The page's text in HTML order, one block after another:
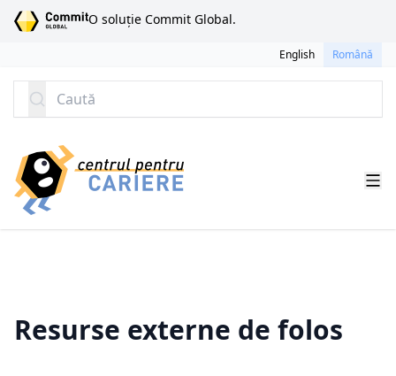
SARI LA CONȚINUT
O soluție Commit Global.
English Română
Caută
Resurse externe de folos